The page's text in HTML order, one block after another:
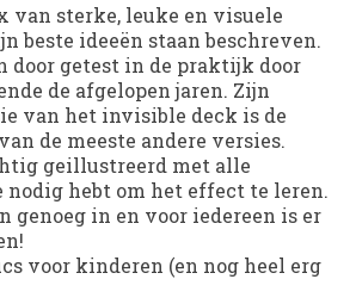
van sterke, leuke en visuele
beste ideeën staan beschreven.
door getest in de praktijk door
de afgelopen jaren. Zijn
van het invisible deck is de
de meeste andere versies.
geillustreerd met alle
hebt om het effect te leren.
genoeg in en voor iedereen is er
voor kinderen (en nog heel erg